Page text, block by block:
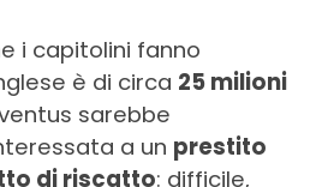
i capitolini fanno
è di circa 25 milioni
sarebbe
a un prestito
di riscatto: difficile,